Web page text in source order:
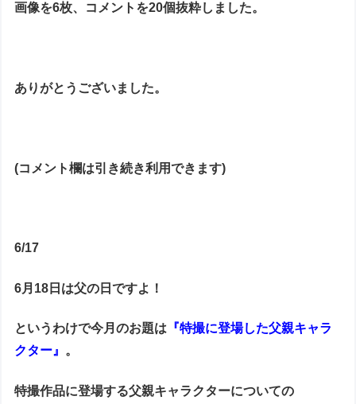
画像を6枚、コメントを20個抜粋しました。
ありがとうございました。
(コメント欄は引き続き利用できます)
6/17
6月18日は父の日ですよ！
というわけで今月のお題は 『特撮に登場した父親キャラ
クター』 。
特撮作品に登場する父親キャラクターについての